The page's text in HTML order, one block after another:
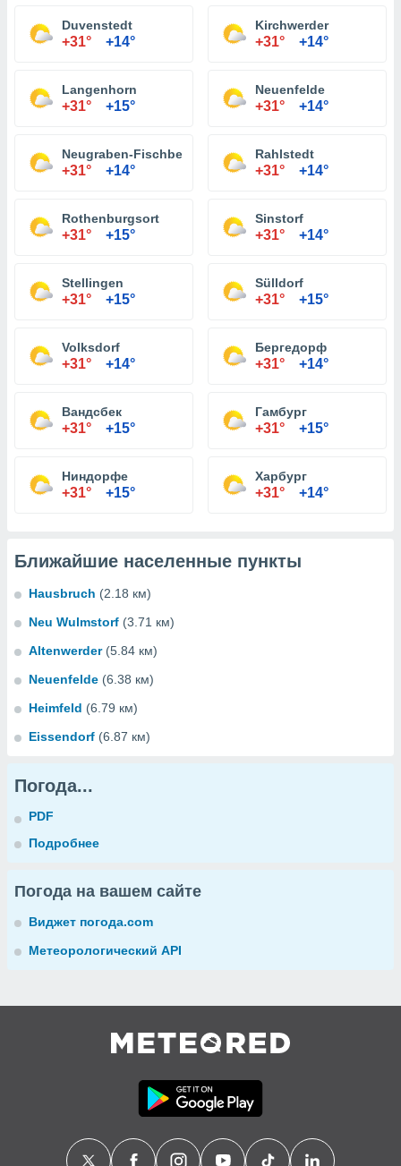
Duvenstedt
+31° +14°
Kirchwerder
+31° +14°
Langenhorn
+31° +15°
Neuenfelde
+31° +14°
Neugraben-Fischbek
+31° +14°
Rahlstedt
+31° +14°
Rothenburgsort
+31° +15°
Sinstorf
+31° +14°
Stellingen
+31° +15°
Sülldorf
+31° +15°
Volksdorf
+31° +14°
Бергедорф
+31° +14°
Вандсбек
+31° +15°
Гамбург
+31° +15°
Ниндорфе
+31° +15°
Харбург
+31° +14°
Ближайшие населенные пункты
Hausbruch (2.18 км)
Neu Wulmstorf (3.71 км)
Altenwerder (5.84 км)
Neuenfelde (6.38 км)
Heimfeld (6.79 км)
Eissendorf (6.87 км)
Погода...
PDF
Подробнее
Погода на вашем сайте
Виджет погода.com
Метеорологический API